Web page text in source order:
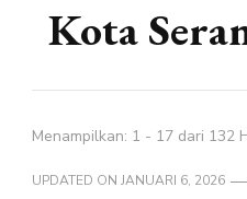
Kota
Menampilkan: 1 - 17 dari 132
UPDATED ON JANUARI 6, 2026